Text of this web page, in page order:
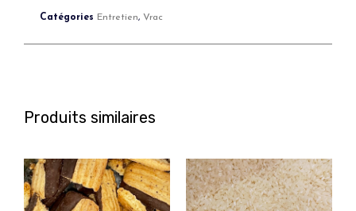
Catégories Entretien, Vrac
Produits similaires